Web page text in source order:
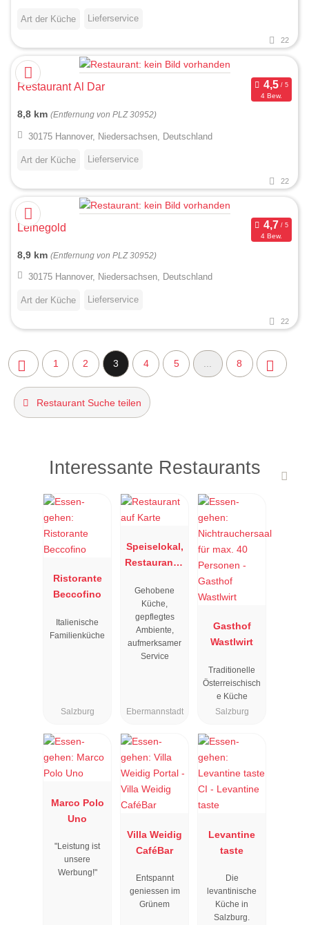
Art der Küche Lieferservice
22
Restaurant Al Dar
4 Bew.
8,8 km (Entfernung von PLZ 30952)
30175 Hannover, Niedersachsen, Deutschland
Art der Küche Lieferservice
22
Leinegold
4 Bew.
8,9 km (Entfernung von PLZ 30952)
30175 Hannover, Niedersachsen, Deutschland
Art der Küche Lieferservice
22
1 2 3 4 5 8
Restaurant Suche teilen
Interessante Restaurants
Ristorante
Beccofino
Italienische
Familienküche
Salzburg
Speiselokal,
Restaurant "
"
Gehobene
Küche,
gepflegtes
Ambiente,
aufmerksamer
Service
Ebermannstadt
Gasthof
Wastlwirt
Traditionelle
Österreischisch
e Küche
Salzburg
Marco Polo
Uno
"Leistung ist
unsere
Werbung!"
Villa Weidig
CaféBar
Entspannt
geniessen im
Grünem
Levantine
taste
Die
levantinische
Küche in
Salzburg.